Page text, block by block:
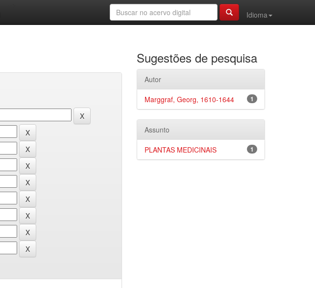
Idioma
Sugestões de pesquisa
Autor
1
Marggraf, Georg, 1610-1644
Assunto
1
PLANTAS MEDICINAIS